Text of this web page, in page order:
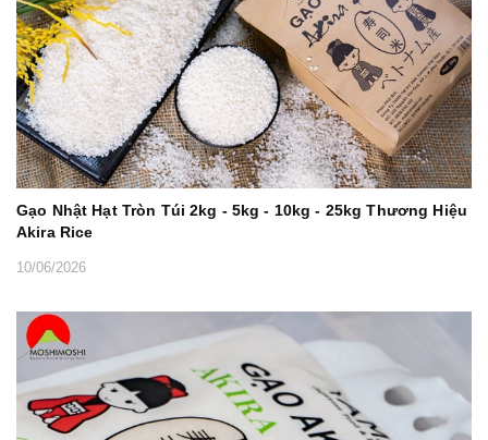
Gạo Nhật Hạt Tròn Túi 2kg - 5kg - 10kg - 25kg Thương Hiệu
Akira Rice
10/06/2026